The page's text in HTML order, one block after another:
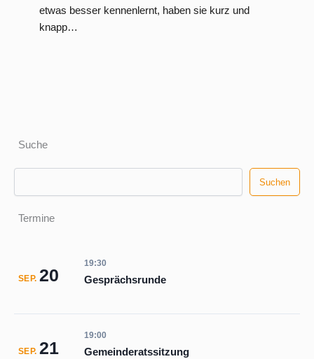
etwas besser kennenlernt, haben sie kurz und
knapp…
Suche
Suchen
Termine
SEP.20
19:30
Gesprächsrunde
SEP.21
19:00
Gemeinderatssitzung